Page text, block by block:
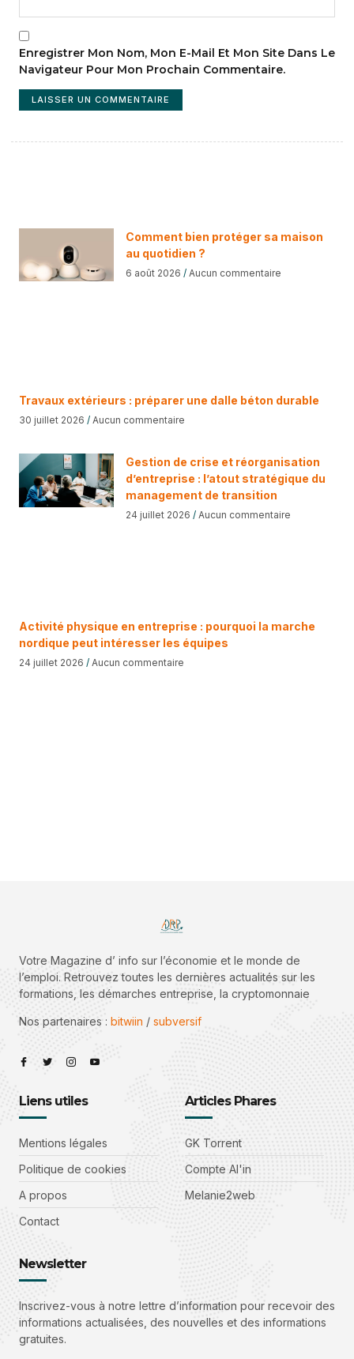
Enregistrer Mon Nom, Mon E-Mail Et Mon Site Dans Le
Navigateur Pour Mon Prochain Commentaire.
Comment bien protéger sa maison
au quotidien ?
6 août 2026 Aucun commentaire
Travaux extérieurs : préparer une dalle béton durable
30 juillet 2026 Aucun commentaire
Gestion de crise et réorganisation
d’entreprise : l’atout stratégique du
management de transition
24 juillet 2026 Aucun commentaire
Activité physique en entreprise : pourquoi la marche
nordique peut intéresser les équipes
24 juillet 2026 Aucun commentaire
Votre Magazine d’ info sur l’économie et le monde de
l’emploi. Retrouvez toutes les dernières actualités sur les
formations, les démarches entreprise, la cryptomonnaie
Nos partenaires : bitwiin / subversif
Liens utiles
Mentions légales
Politique de cookies
A propos
Contact
Articles Phares
GK Torrent
Compte Al'in
Melanie2web
Newsletter
Inscrivez-vous à notre lettre d’information pour recevoir des
informations actualisées, des nouvelles et des informations
gratuites.